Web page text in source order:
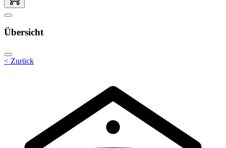
Übersicht
< Zurück